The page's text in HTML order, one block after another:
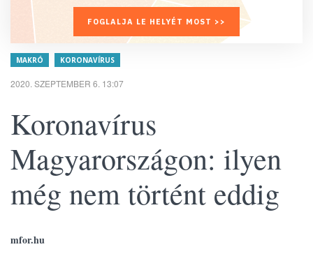
FOGLALJA LE HELYÉT MOST >>
MAKRÓ KORONAVÍRUS
2020. SZEPTEMBER 6. 13:07
Koronavírus
Magyarországon: ilyen
még nem történt eddig
mfor.hu